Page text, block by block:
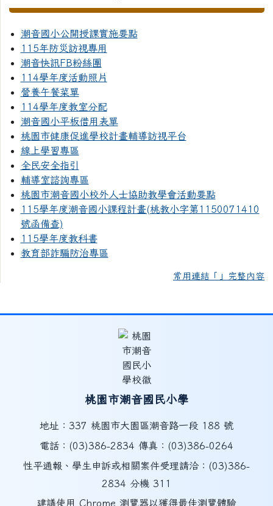
潮音國小公開授課實施要點
115年防災訪視專用
潮音快訊FB粉絲團
114學年度活動照片
營養午餐菜單
114學年度教室分配
潮音國小平板借用表單
桃園市健康促進學校計畫輔導訪視平台
線上學習專區
全民安全指引
輔導室諮詢專區
桃園市潮音國小校外人士協助教學會活動要點
115學年度潮音國小課程計畫(桃教小字第1150071410
號函備查)
115學年度教科書
教育部詐騙防治專區
常用連結「」完整內容
桃園市潮音國民小學
地址：337 桃園市大園區潮音路一段 188 號
電話：(03)386-2834 傳真：(03)386-0264
性平通報、學生申訴或相關案件受理請洽：(03)386-
2834 分機 311
建議使用 Chrome 瀏覽器以獲得最佳瀏覽體驗